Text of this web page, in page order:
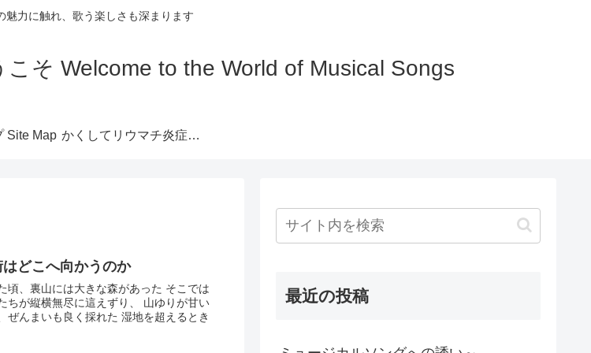
魅力に触れ、歌う楽しさも深まります
そ Welcome to the World of Musical Songs
Site Map かくしてリウマチ炎症は
どこへ向かうのか
裏山には大きな森があった そこでは
最近の投稿